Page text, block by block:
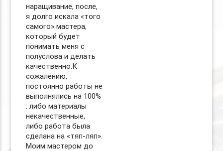
наращивание, после,
я долго искала «того
самого» мастера,
который будет
понимать меня с
полуслова и делать
качественно.К
сожалению,
постоянно работы не
выполнялись на 100%
: либо материалы
некачественные,
либо работа была
сделана на «тяп-ляп».
Моим мастером до